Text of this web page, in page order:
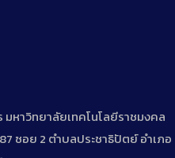
มหาวิทยาลัยเทคโนโลยีราชมงคล
ซอย 2 ตำบลประชาธิปัตย์ อำเภอ